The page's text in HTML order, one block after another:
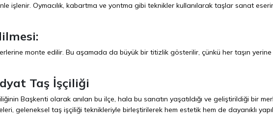
işlenir. Oymacılık, kabartma ve yontma gibi teknikler kullanılarak taşlar sanat
monte edilir. Bu aşamada da büyük bir titizlik gösterilir, çünkü her taşın
Taş İşçiliği
Başkenti olarak anılan bu ilçe, hala bu sanatın yaşatıldığı ve geliştirildiği bir
geleneksel taş işçiliği teknikleriyle birleştirilerek hem estetik hem de dayanıklı